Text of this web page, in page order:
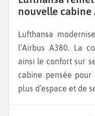
nouvelle cabine
Lufthansa modernise sa classe Affaires à bord de
l’Airbus A380. La
ainsi le confort sur
cabine pensée
plus d’espace et de